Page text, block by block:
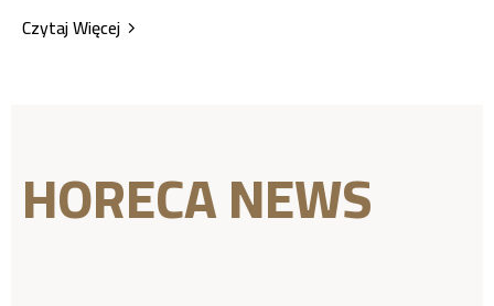
Czytaj Więcej
HORECA NEWS